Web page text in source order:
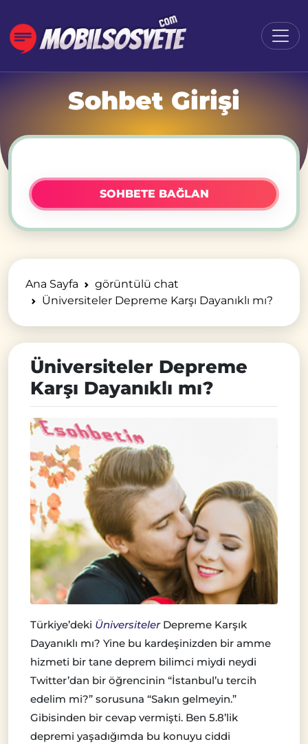
Sohbet Girişi
SOHBETE BAĞLAN
Ana Sayfa
görüntülü chat
Üniversiteler Depreme Karşı Dayanıklı mı?
Üniversiteler Depreme
Karşı Dayanıklı mı?
Türkiye’deki Üniversiteler Depreme Karşık
Dayanıklı mı? Yine bu kardeşinizden bir amme
hizmeti bir tane deprem bilimci miydi neydi
Twitter’dan bir öğrencinin “İstanbul’u tercih
edelim mi?” sorusuna “Sakın gelmeyin.”
Gibisinden bir cevap vermişti. Ben 5.8’lik
depremi yaşadığımda bu konuyu ciddi